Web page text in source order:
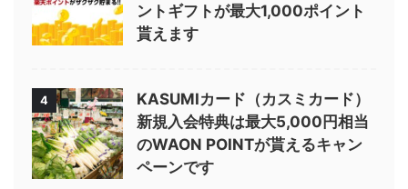
ントギフトが最大1,000ポイント
貰えます
4
KASUMIカード（カスミカード）
新規入会特典は最大5,000円相当
のWAON POINTが貰えるキャン
ペーンです